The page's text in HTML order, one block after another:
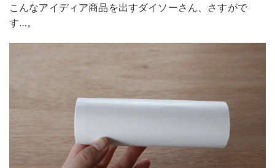
こんなアイディア商品を出すダイソーさん、さすがで
す…。